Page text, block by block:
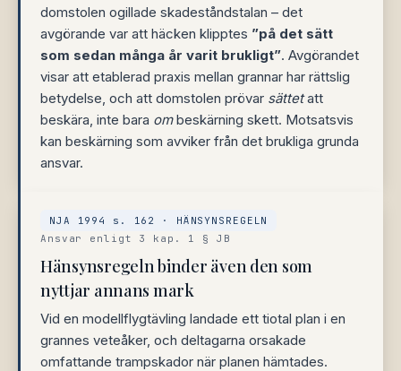
domstolen ogillade skadeståndstalan – det
avgörande var att häcken klipptes ”på det sätt
som sedan många år varit brukligt”. Avgörandet
visar att etablerad praxis mellan grannar har rättslig
betydelse, och att domstolen prövar sättetatt
beskära, inte bara ombeskärning skett. Motsatsvis
kan beskärning som avviker från det brukliga grunda
ansvar.
NJA 1994 s. 162 · HÄNSYNSREGELN
Ansvar enligt 3 kap. 1 § JB
Hänsynsregeln binder även den som
nyttjar annans mark
Vid en modellflygtävling landade ett tiotal plan i en
grannes veteåker, och deltagarna orsakade
omfattande trampskador när planen hämtades.